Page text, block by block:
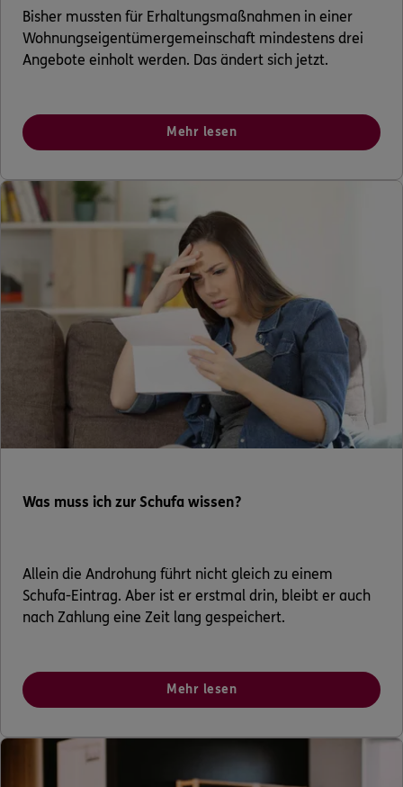
Bisher mussten für Erhaltungsmaßnahmen in einer
Wohnungseigentümergemeinschaft mindestens drei
Angebote einholt werden. Das ändert sich jetzt.
Mehr lesen
Was muss ich zur Schufa wissen?
Allein die Androhung führt nicht gleich zu einem
Schufa-Eintrag. Aber ist er erstmal drin, bleibt er auch
nach Zahlung eine Zeit lang gespeichert.
Mehr lesen